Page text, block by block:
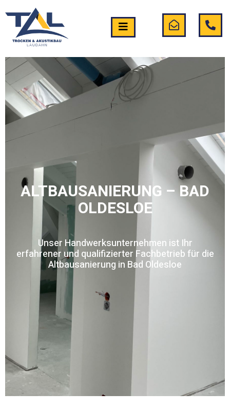
ALTBAUSANIERUNG – BAD
OLDESLOE
Unser Handwerksunternehmen ist Ihr
erfahrener und qualifizierter Fachbetrieb für die
Altbausanierung in Bad Oldesloe